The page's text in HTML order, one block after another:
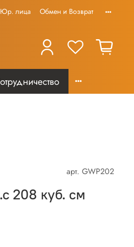
Юр. лица Обмен и Возврат
арт. GWP202
208 куб. см